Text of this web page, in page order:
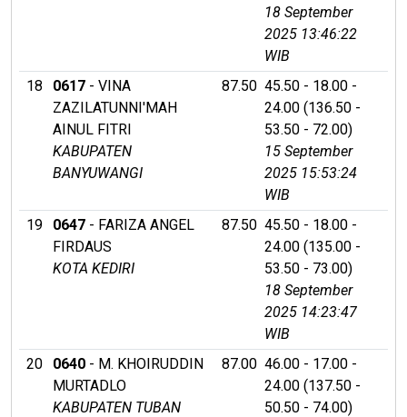
18 September
2025 13:46:22
WIB
18
0617 - VINA
ZAZILATUNNI'MAH
AINUL FITRI
KABUPATEN
BANYUWANGI
87.50 45.50 - 18.00 -
24.00 (136.50 -
53.50 - 72.00)
15 September
2025 15:53:24
WIB
19
0647 - FARIZA ANGEL
FIRDAUS
KOTA KEDIRI
87.50 45.50 - 18.00 -
24.00 (135.00 -
53.50 - 73.00)
18 September
2025 14:23:47
WIB
20
0640 - M. KHOIRUDDIN
MURTADLO
KABUPATEN TUBAN
87.00 46.00 - 17.00 -
24.00 (137.50 -
50.50 - 74.00)